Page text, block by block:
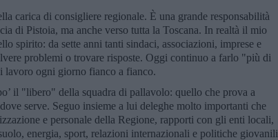
carica di consigliere regionale. È una grande responsabilità
di Pistoia, ma anche verso tutta la Toscana. In realtà il mio
spirito: da sette anni tanti sindaci, associazioni, imprese e
problemi o trovare risposte. Oggi continuo a farlo "più di
lavoro ogni giorno fianco a fianco.
il "libero" della squadra di pallavolo: quello che prova a
serve. Seguo insieme a lui deleghe molto importanti che
e personale della Regione, rapporti con gli enti locali,
energia, sport, relazioni internazionali e politiche giovanili